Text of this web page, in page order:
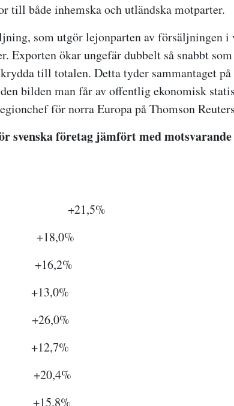
till både inhemska och utländska motparter.
som utgör lejonparten av försäljningen i
Exporten ökar ungefär dubbelt så snabbt
till totalen. Detta tyder sammantaget
bilden man får av offentlig ekonomisk
för norra Europa på Thomson
svenska företag jämfört med
+21,5%
+18,0%